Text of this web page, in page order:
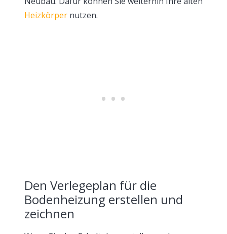
Heizkörper nutzen.
Den Verlegeplan für die
Bodenheizung erstellen und
zeichnen